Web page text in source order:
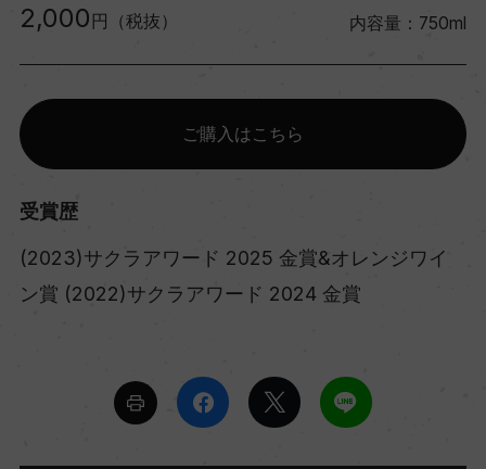
2,000 円（税抜） 内容量：750ml
ご購入はこちら
受賞歴
(2023)サクラアワード 2025 金賞&オレンジワイ
ン賞 (2022)サクラアワード 2024 金賞